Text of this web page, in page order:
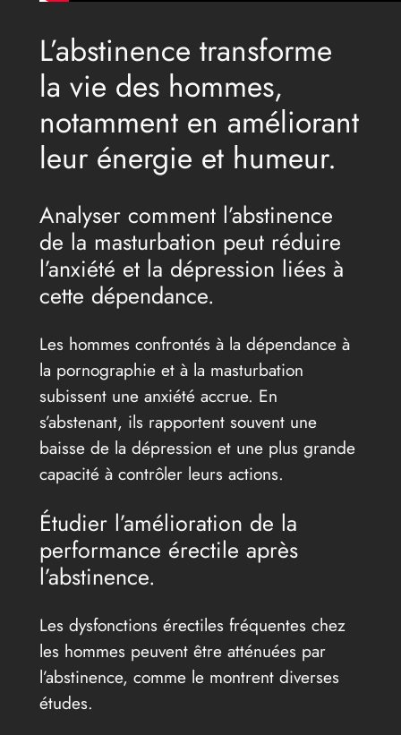
L’abstinence transforme
la vie des hommes,
notamment en améliorant
leur énergie et humeur.
Analyser comment l’abstinence
de la masturbation peut réduire
l’anxiété et la dépression liées à
cette dépendance.
Les hommes confrontés à la dépendance à
la pornographie et à la masturbation
subissent une anxiété accrue. En
s’abstenant, ils rapportent souvent une
baisse de la dépression et une plus grande
capacité à contrôler leurs actions.
Étudier l’amélioration de la
performance érectile après
l’abstinence.
Les dysfonctions érectiles fréquentes chez
les hommes peuvent être atténuées par
l’abstinence, comme le montrent diverses
études.